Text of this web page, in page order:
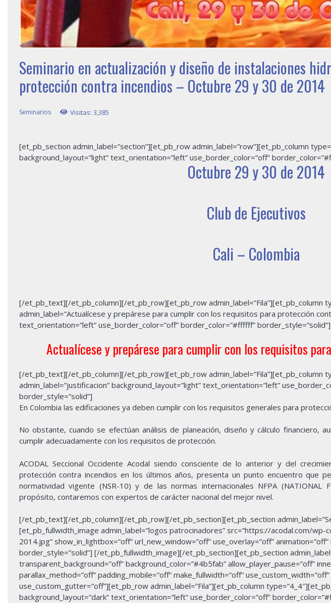
Seminario en actualización y diseño de instalaciones
protección contra incendios – Octubre 29 y 30 de 2014
Seminarios Visitas: 3,385
[et_pb_section admin_label=”section”][et_pb_row admin_label=”row”][et_pb_column
background_layout=”light” text_orientation=”left” use_border_color=”off”
Octubre 29 y 30 de 2014
Club de Ejecutivos
Cali – Colombia
[/et_pb_text][/et_pb_column][/et_pb_row][et_pb_row admin_label=”Fila”][et_pb_column
admin_label=”Actualícese y prepárese para cumplir con los requisitos para protección
text_orientation=”left” use_border_color=”off” border_color=”#ffffff” border_style=”solid”]
Actualícese y prepárese para cumplir con los requisitos
[/et_pb_text][/et_pb_column][/et_pb_row][et_pb_row admin_label=”Fila”][et_pb_column
admin_label=”justificacion” background_layout=”light” text_orientation=”left”
border_style=”solid”]
En Colombia las edificaciones ya deben cumplir con los requisitos generales para
No obstante, cuando se efectúan análisis de planeación, diseño y cálculo financiero,
cumplir adecuadamente con los requisitos de protección.
ACODAL Seccional Occidente Acodal siendo consciente de lo anterior y del
protección contra incendios en los últimos años, presenta un punto encuentro que
normatividad vigente (NSR-10) y de las normas internacionales NFPA (NATIONAL
propósito, contaremos con expertos de carácter nacional del mejor nivel.
[/et_pb_text][/et_pb_column][/et_pb_row][/et_pb_section][et_pb_section
[et_pb_fullwidth_image admin_label=”logos patrocinadores” src=”https://acodal.com/
2014.jpg” show_in_lightbox=”off” url_new_window=”off” use_overlay=”off”
border_style=”solid”] [/et_pb_fullwidth_image][/et_pb_section][et_pb_section
transparent_background=”off” background_color=”#4b5fab” allow_player_pause=”off”
parallax_method=”off” padding_mobile=”off” make_fullwidth=”off”
use_custom_gutter=”off”][et_pb_row admin_label=”Fila”][et_pb_column
background_layout=”dark” text_orientation=”left” use_border_color=”off”